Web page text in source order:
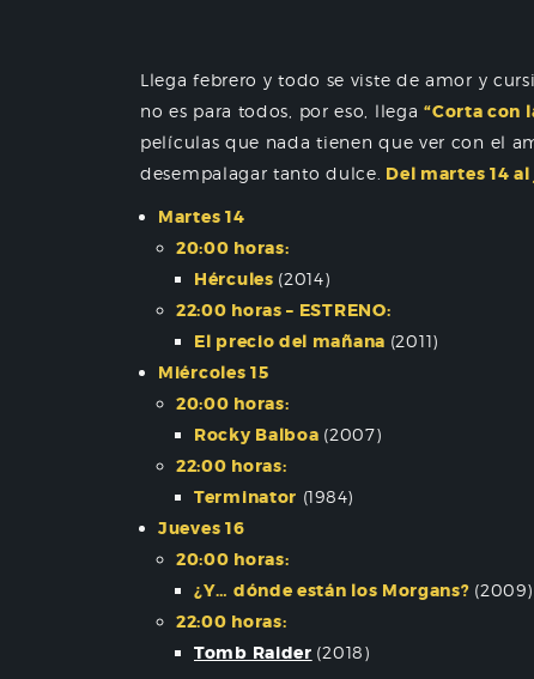
Llega febrero y todo se viste de amor y
no es para todos, por eso, llega“Corta con
películas que nada tienen que ver con el
desempalagar tanto dulce. Del martes 14
Martes 14
20:00 horas:
Hércules (2014)
22:00 horas – ESTRENO:
El precio del mañana (2011)
Miércoles 15
20:00 horas:
Rocky Balboa (2007)
22:00 horas:
Terminator (1984)
Jueves 16
20:00 horas:
¿Y… dónde están los Morgans? (2009)
22:00 horas:
Tomb Raider (2018)